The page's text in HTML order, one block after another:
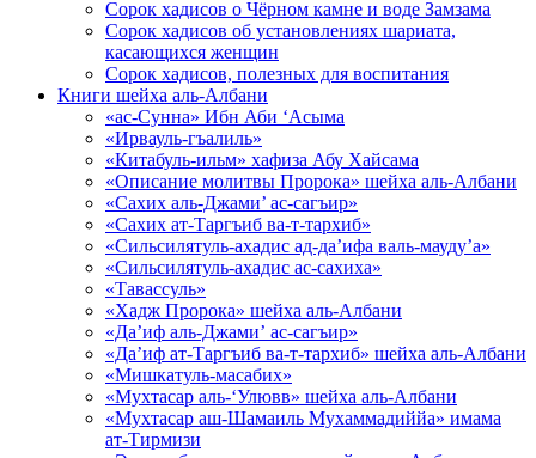
Сорок хадисов о Чёрном камне и воде Замзама
Сорок хадисов об установлениях шариата,
касающихся женщин
Сорок хадисов, полезных для воспитания
Книги шейха аль-Албани
«ас-Сунна» Ибн Аби ‘Асыма
«Ирвауль-гъалиль»
«Китабуль-ильм» хафиза Абу Хайсама
«Описание молитвы Пророка» шейха аль-Албани
«Сахих аль-Джами’ ас-сагъир»
«Сахих ат-Таргъиб ва-т-тархиб»
«Сильсилятуль-ахадис ад-да’ифа валь-мауду’а»
«Сильсилятуль-ахадис ас-сахиха»
«Тавассуль»
«Хадж Пророка» шейха аль-Албани
«Да’иф аль-Джами’ ас-сагъир»
«Да’иф ат-Таргъиб ва-т-тархиб» шейха аль-Албани
«Мишкатуль-масабих»
«Мухтасар аль-‘Улювв» шейха аль-Албани
«Мухтасар аш-Шамаиль Мухаммадиййа» имама
ат-Тирмизи